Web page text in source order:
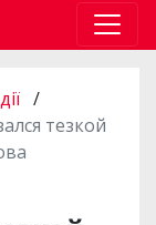
/
тезкой